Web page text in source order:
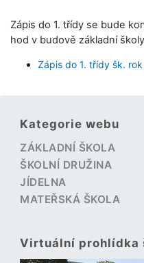
Zápis do 1. třídy se bude
hod v budově základní
Zápis do 1. třídy šk.
Kategorie webu
ZÁKLADNÍ ŠKOLA
ŠKOLNÍ DRUŽINA
JÍDELNA
MATEŘSKÁ ŠKOLA
Virtuální prohlídka